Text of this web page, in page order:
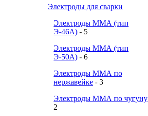
Электроды для сварки
Электроды ММА (тип
Э-46А) - 5
Электроды ММА (тип
Э-50А) - 6
Электроды ММА по
нержавейке - 3
Электроды ММА по чугуну
2